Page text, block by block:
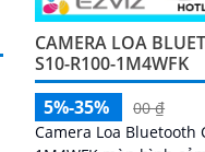
CAMERA LOA
S10-R100-1M4WFK
5%-35%
00 ₫
Camera Loa Bluetooth